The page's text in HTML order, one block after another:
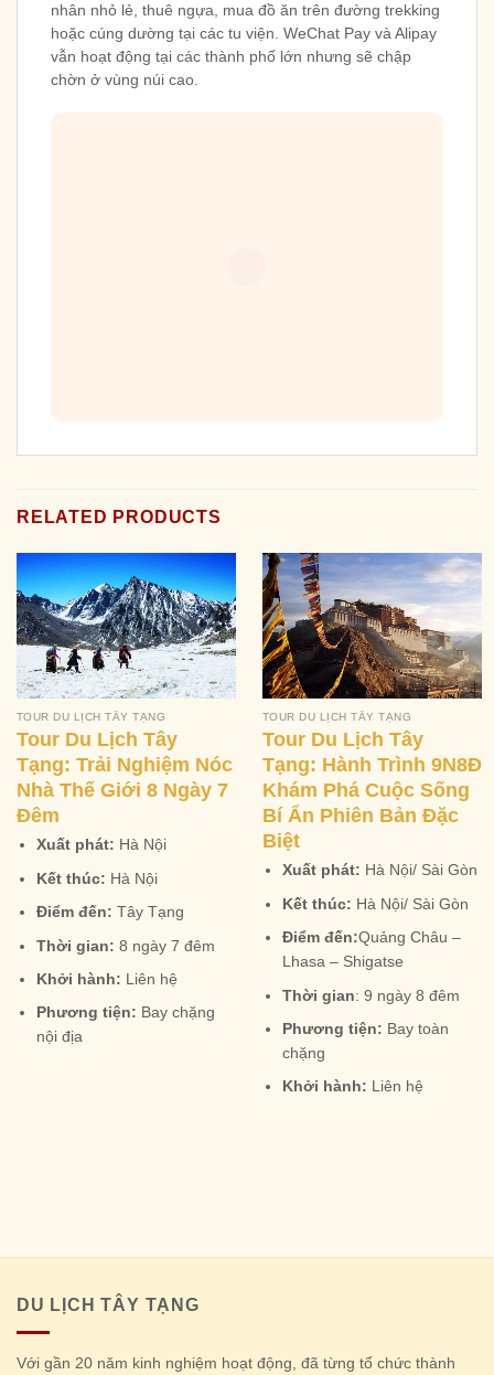
nhân nhỏ lẻ, thuê ngựa, mua đồ ăn trên đường trekking
hoặc cúng dường tại các tu viện. WeChat Pay và Alipay
vẫn hoạt động tại các thành phố lớn nhưng sẽ chập
chờn ở vùng núi cao.
RELATED PRODUCTS
TOUR DU LỊCH TÂY TẠNG
Tour Du Lịch Tây
Tạng: Trải Nghiệm Nóc
Nhà Thế Giới 8 Ngày 7
Đêm
Xuất phát: Hà Nội
Kết thúc: Hà Nội
Điểm đến: Tây Tạng
Thời gian: 8 ngày 7 đêm
Khởi hành: Liên hệ
Phương tiện: Bay chặng
nội địa
TOUR DU LỊCH TÂY TẠNG
Tour Du Lịch Tây
Tạng: Hành Trình 9N8Đ
Khám Phá Cuộc Sống
Bí Ẩn Phiên Bản Đặc
Biệt
Xuất phát: Hà Nội/ Sài Gòn
Kết thúc: Hà Nội/ Sài Gòn
Điểm đến:Quảng Châu –
Lhasa – Shigatse
Thời gian: 9 ngày 8 đêm
Phương tiện: Bay toàn
chặng
Khởi hành: Liên hệ
DU LỊCH TÂY TẠNG
Với gần 20 năm kinh nghiệm hoạt động, đã từng tổ chức thành